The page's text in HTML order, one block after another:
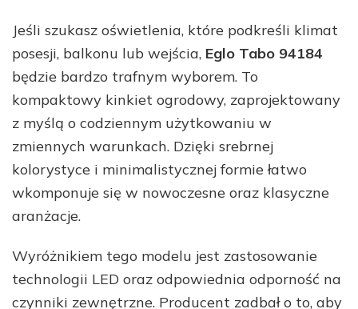
Jeśli szukasz oświetlenia, które podkreśli klimat
posesji, balkonu lub wejścia, Eglo Tabo 94184
będzie bardzo trafnym wyborem. To
kompaktowy kinkiet ogrodowy, zaprojektowany
z myślą o codziennym użytkowaniu w
zmiennych warunkach. Dzięki srebrnej
kolorystyce i minimalistycznej formie łatwo
wkomponuje się w nowoczesne oraz klasyczne
aranżacje.
Wyróżnikiem tego modelu jest zastosowanie
technologii LED oraz odpowiednia odporność na
czynniki zewnętrzne. Producent zadbał o to, aby